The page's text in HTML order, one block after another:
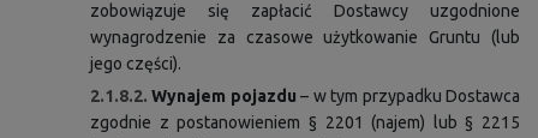
zobowiązuje się zapłacić Dostawcy uzgodnione
wynagrodzenie za czasowe użytkowanie Gruntu (lub
jego części).
2.1.8.2. Wynajem pojazdu – w tym przypadku Dostawca
zgodnie z postanowieniem § 2201 (najem) lub § 2215